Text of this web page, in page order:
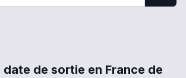
date de sortie en France de